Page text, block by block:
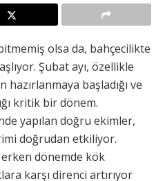
olsa da, bahçecilikte
Şubat ayı, özellikle
hazırlanmaya başladığı ve
kritik bir dönem.
yapılan doğru ekimler,
doğrudan etkiliyor.
erken dönemde kök
karşı direnci artırıyor